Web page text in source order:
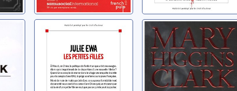
Les petites filles
Ewa, Julie
Deux petites
filles en bleu:
roman
Clark, Mary Higgins